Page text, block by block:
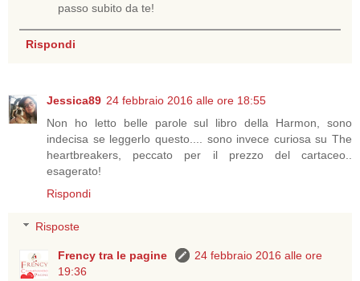
passo subito da te!
Rispondi
Jessica89 24 febbraio 2016 alle ore 18:55
Non ho letto belle parole sul libro della Harmon, sono
indecisa se leggerlo questo.... sono invece curiosa su The
heartbreakers, peccato per il prezzo del cartaceo..
esagerato!
Rispondi
Risposte
Frency tra le pagine
24 febbraio 2016 alle ore
19:36